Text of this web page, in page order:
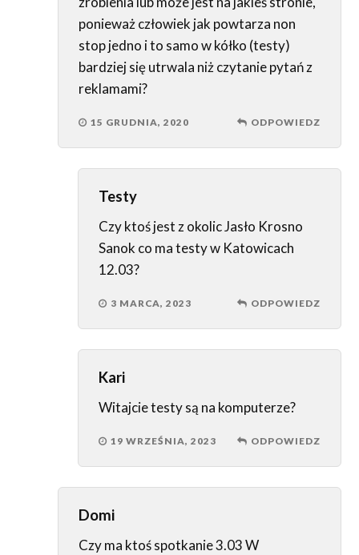
ponieważ człowiek jak powtarza non
stop jedno i to samo w kółko (testy)
bardziej się utrwala niż czytanie pytań z
reklamami?
15 GRUDNIA, 2020 ODPOWIEDZ
Testy
Czy ktoś jest z okolic Jasło Krosno
Sanok co ma testy w Katowicach
12.03?
3 MARCA, 2023 ODPOWIEDZ
Kari
Witajcie testy są na komputerze?
19 WRZEŚNIA, 2023 ODPOWIEDZ
Domi
Czy ma ktoś spotkanie 3.03 W